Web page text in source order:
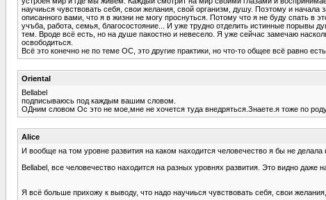
научиься чувствовать себя, свои желания, свой организм, душу. Поэтому и
описанного вами, что я в жизни не могу проснуться. Потому что я не буду спать в
учъба, работа, семья, благосостояние... И уже трудно отделить истинные порывы
тем. Вроде всё есть, но на душе пакостно и невесело. Я уже сейчас замечаю
освободиться.
Всё это конечно не по теме ОС, это другие практики, но что-то общее всё равно
Oriental
Bellabel
подписываюсь под каждым вашим словом.
ОДним словом Ос это не мое,мне не хочется туда внедряться.Знаете.я тоже по
Alice
И вообще на том уровне развития на каком находится человечество я бы не
Bellabel, все человечество находится на разных уровнях развития. Это видно даже
Я всё больше прихожу к выводу, что надо научиься чувствовать себя, свои